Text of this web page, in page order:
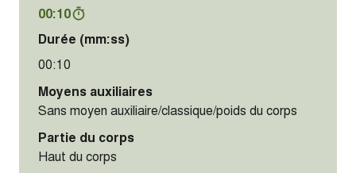
00:10
Durée (mm:ss)
00:10
Moyens auxiliaires
Sans moyen auxiliaire/classique/poids du corps
Partie du corps
Haut du corps